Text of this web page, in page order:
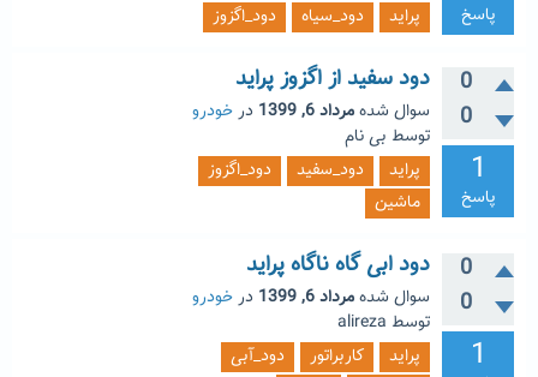
پاسخ
پراید
دود_سیاه دود_اگزوز
0
0
1
پاسخ
دود سفید از اگزوز پراید
سوال شدهمرداد 6, 1399 درخودرو
توسط بی نام
پراید
دود_سفید
دود_اگزوز
ماشین
0
0
1
دود ابی گاه ناگاه پراید
سوال شدهمرداد 6, 1399 درخودرو
توسط alireza
پراید
کاربراتور
دود_آبی